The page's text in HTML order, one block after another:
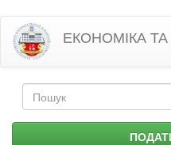
Перейти
основного
матеріалу
ЕКОНОМІКА
Пошукова
форма